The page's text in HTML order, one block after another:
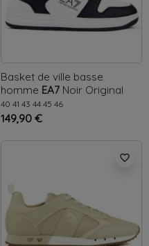
Basket de ville basse
homme EA7 Noir Original
40 41 43 44 45 46
149,90 €
favorite_border